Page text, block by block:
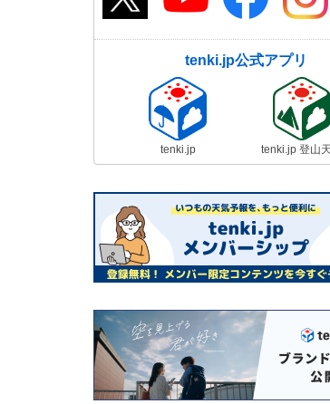
tenki.jp公式アプリ
tenki.jp tenki.jp 登山